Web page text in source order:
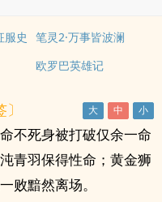
服史
笔灵2·万事皆波澜
欧罗巴英雄记
不死身被打破仅余一命
青羽保得性命；黄金狮
败黯然离场。